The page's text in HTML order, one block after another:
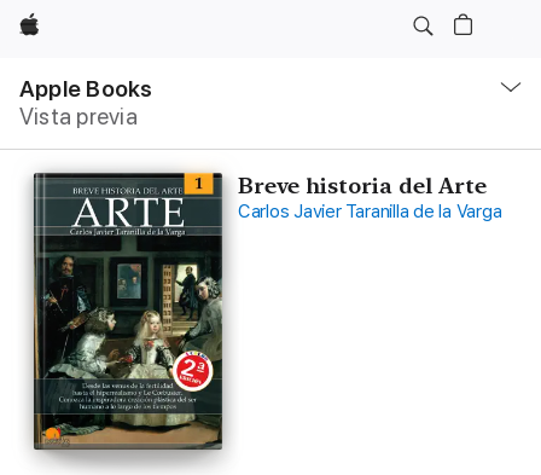
Apple
Apple Books
Vista previa
local
Abrir
Breve historia del Arte
Carlos Javier Taranilla de la Varga